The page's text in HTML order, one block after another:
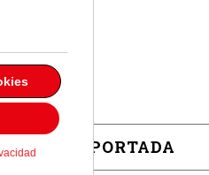
EN PORTADA